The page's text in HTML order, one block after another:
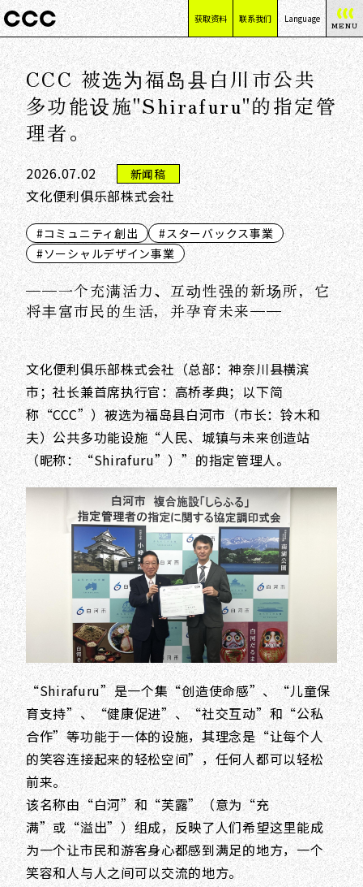
获取资料 联系我们 Language
日本語
English
简体中文
繁體中文
MENU
CCC 被选为福岛县白川市公共
多功能设施"Shirafuru"的指定管
理者。
2026.07.02 新闻稿
文化便利俱乐部株式会社
#コミュニティ創出
#スターバックス事業
#ソーシャルデザイン事業
——一个充满活力、互动性强的新场所，它
将丰富市民的生活，并孕育未来——
文化便利俱乐部株式会社（总部：神奈川县横滨
市；社长兼首席执行官：高桥孝典；以下简
称“CCC”）被选为福岛县白河市（市长：铃木和
夫）公共多功能设施“人民、城镇与未来创造站
（昵称：“Shirafuru”）”的指定管理人。
“Shirafuru”是一个集“创造使命感”、“儿童保
育支持”、“健康促进”、“社交互动”和“公私
合作”等功能于一体的设施，其理念是“让每个人
的笑容连接起来的轻松空间”，任何人都可以轻松
前来。
该名称由“白河”和“芙露”（意为“充
满”或“溢出”）组成，反映了人们希望这里能成
为一个让市民和游客身心都感到满足的地方，一个
笑容和人与人之间可以交流的地方。